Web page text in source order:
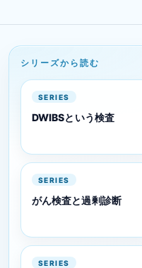
シリーズから読む
SERIES
DWIBSという検査
SERIES
がん検査と過剰診断
SERIES